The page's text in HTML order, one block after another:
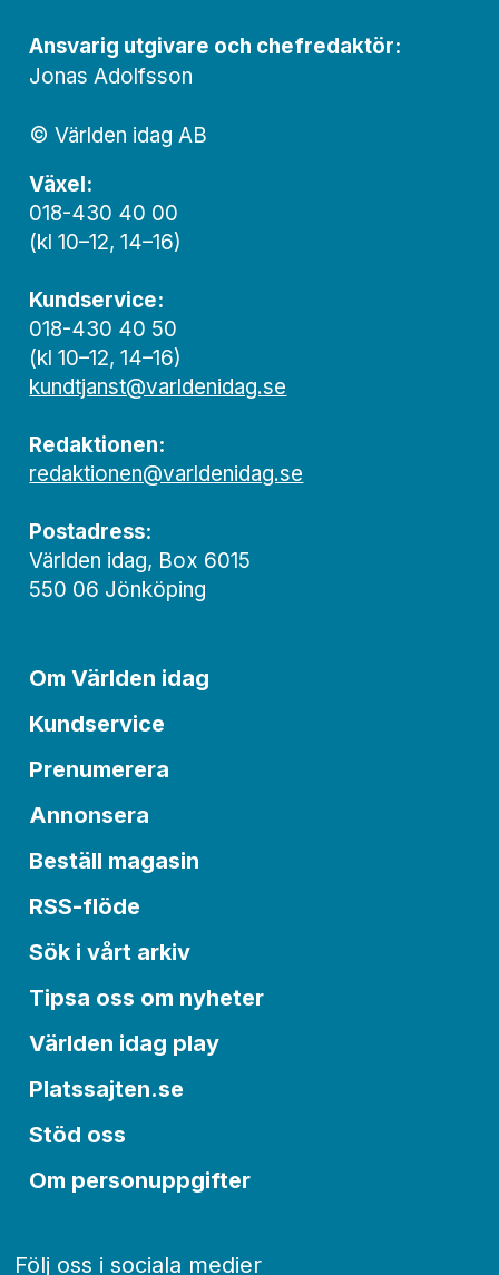
Ansvarig utgivare och chef­redaktör:
Jonas Adolfsson
© Världen idag AB
Växel:
018-430 40 00
(kl 10–12, 14–16)
Kundservice:
018-430 40 50
(kl 10–12, 14–16)
kundtjanst@varldenidag.se
Redaktionen:
redaktionen@varldenidag.se
Postadress:
Världen idag, Box 6015
550 06 Jönköping
Om Världen idag
Kundservice
Prenumerera
Annonsera
Beställ magasin
RSS-flöde
Sök i vårt arkiv
Tipsa oss om nyheter
Världen idag play
Platssajten.se
Stöd oss
Om personuppgifter
Följ oss i sociala medier